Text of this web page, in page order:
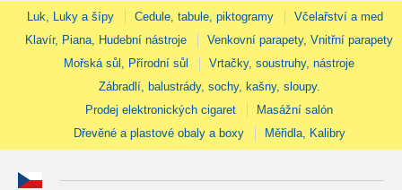
Luk, Luky a šípy Cedule, tabule, piktogramy
Včelařství a med
Klavír, Piana, Hudební nástroje
Venkovní parapety, Vnitřní parapety
Mořská sůl, Přírodní sůl
Vrtačky, soustruhy, nástroje
Zábradlí, balustrády, sochy, kašny, sloupy.
Prodej elektronických cigaret
Masážní salón
Dřevěné a plastové obaly a boxy
Měřidla, Kalibry